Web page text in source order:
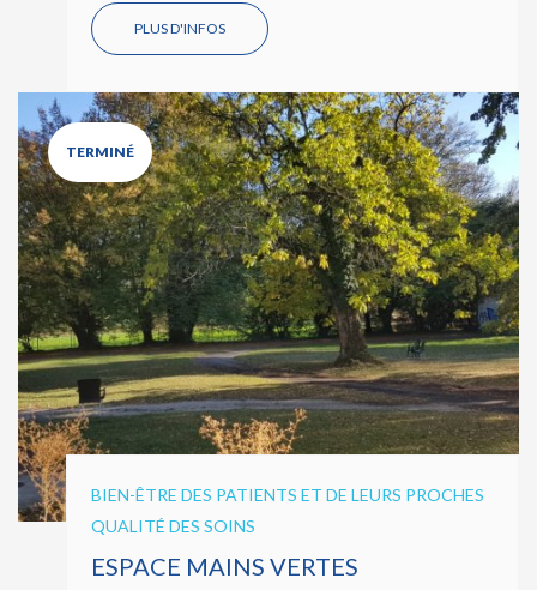
PLUS D'INFOS
TERMINÉ
BIEN-ÊTRE DES PATIENTS ET DE LEURS PROCHES
QUALITÉ DES SOINS
ESPACE MAINS VERTES